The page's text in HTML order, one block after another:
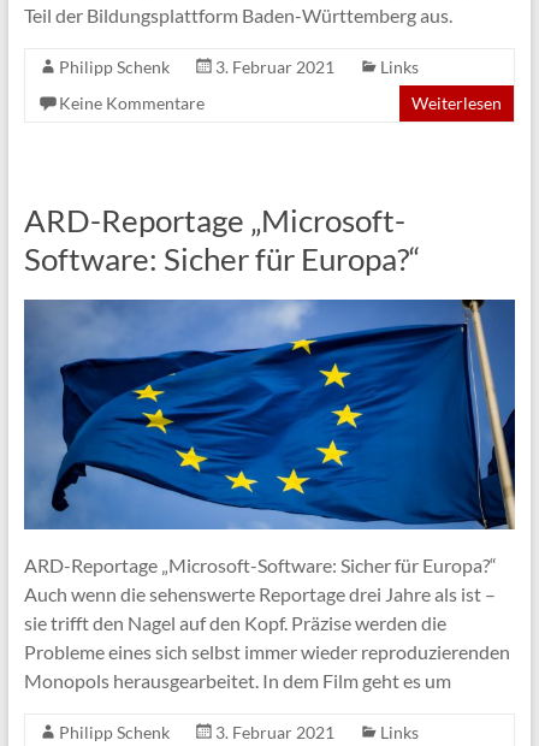
Teil der Bildungsplattform Baden-Württemberg aus.
Philipp Schenk 3. Februar 2021
Links
Keine Kommentare
Weiterlesen
ARD-Reportage „Microsoft-
Software: Sicher für Europa?“
ARD-Reportage „Microsoft-Software: Sicher für Europa?“
Auch wenn die sehenswerte Reportage drei Jahre als ist –
sie trifft den Nagel auf den Kopf. Präzise werden die
Probleme eines sich selbst immer wieder reproduzierenden
Monopols herausgearbeitet. In dem Film geht es um
Philipp Schenk 3. Februar 2021
Links